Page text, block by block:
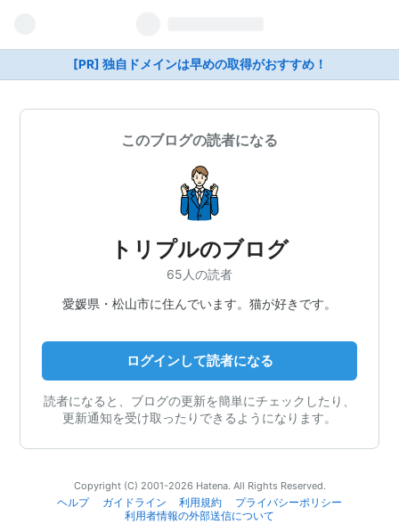
[PR] 独自ドメインは早めの取得がおすすめ！
このブログの読者になる
トリプルのブログ
65人の読者
愛媛県・松山市に住んでいます。猫が好きです。
ログインして読者になる
読者になると、ブログの更新を簡単にチェックしたり、
更新通知を受け取ったりできるようになります。
Copyright (C) 2001-2026 Hatena. All Rights Reserved.
ヘルプ
ガイドライン 利用規約
プライバシーポリシー
利用者情報の外部送信について